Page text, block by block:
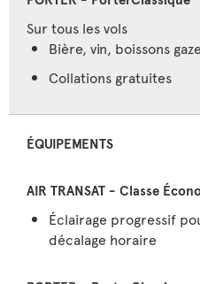
Sur tous les vols
Bière, vin, boissons
Collations gratuites
ÉQUIPEMENTS
Éclairage progressif
décalage horaire